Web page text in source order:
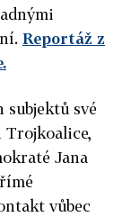
Reportáž z
své
Trojkoalice,
Jana
vůbec